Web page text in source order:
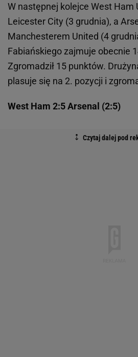
W następnej kolejce West Ham
Leicester City (3 grudnia), a
Manchesterem United (4
Fabiańskiego zajmuje obecnie
Zgromadził 15 punktów.
plasuje się na 2. pozycji i
West Ham 2:5 Arsenal (2:5)